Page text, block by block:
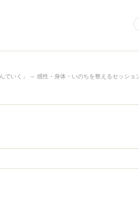
でいく」 ～ 感性・身体・いのちを整えるセッショ